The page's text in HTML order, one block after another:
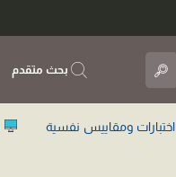
بحث متقدم
اختبارات ومقاييس نفسية